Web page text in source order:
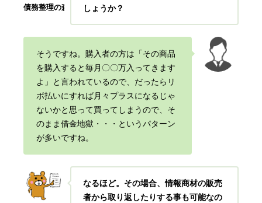
債務整理の森
しょうか？
そうですね。購入者の方は「その商品
を購入すると毎月〇〇万入ってきます
よ」と言われているので、だったらリ
ボ払いにすれば月々プラスになるじゃ
ないかと思って買ってしまうので、そ
のまま借金地獄・・・というパターン
が多いですね。
なるほど。その場合、情報商材の販売
者から取り返したりする事も可能なの